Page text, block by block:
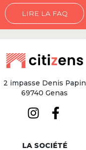
LIRE LA FAQ
2 impasse Denis Papin
69740 Genas
LA SOCIÉTÉ